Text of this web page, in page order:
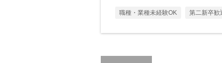
職種・業種未経験OK 第二新卒歓